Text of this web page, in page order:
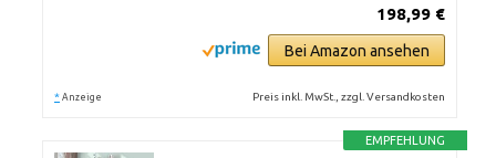
198,99 €
Bei Amazon ansehen
* Anzeige Preis inkl. MwSt., zzgl. Versandkosten
EMPFEHLUNG